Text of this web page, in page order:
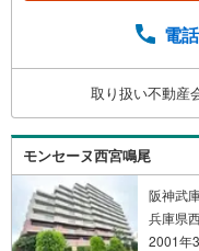
大歓迎です。
新築戸建や、
を取り扱ってい
件もご紹介でき
ームページへは
電
取り扱い不動産
モンセーヌ西宮鳴尾
阪神武
兵庫県
2001年